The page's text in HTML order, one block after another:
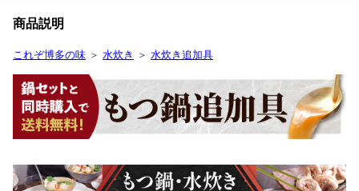
商品説明
これぞ博多の味 ＞ 水炊き ＞ 水炊き追加具